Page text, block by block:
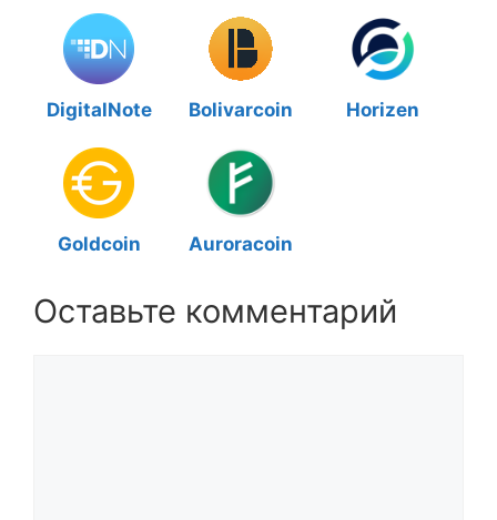
DigitalNote Bolivarcoin Horizen
Goldcoin Auroracoin
Оставьте комментарий